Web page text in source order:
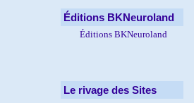
Éditions BKNeuroland
Éditions BKNeuroland
Le rivage des Sites